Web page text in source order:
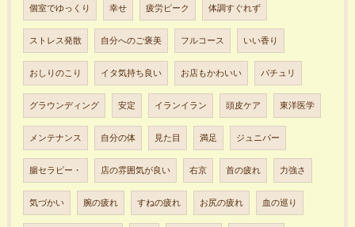
個室でゆっくり 幸せ 疲労ピーク 体調すぐれず
ストレス発散 自分へのご褒美 フルコース いい香り
おしりのこり イタ気持ち良い お店もかわいい パチュリ
グラウンディング 安定 イランイラン 頭皮ケア 東洋医学
メンテナンス 自分の体 見た目 満足 ジュニパー
腸セラピー・ 店の雰囲気が良い 右京 首の疲れ 力強さ
気づかい 腕の疲れ すねの疲れ お尻の疲れ 血の巡り